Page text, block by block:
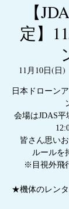
【
定】
11月10日(日)
日本ドローン
会場はJDAS
皆さん思い
ルールを
※目視外飛
★機体のレン